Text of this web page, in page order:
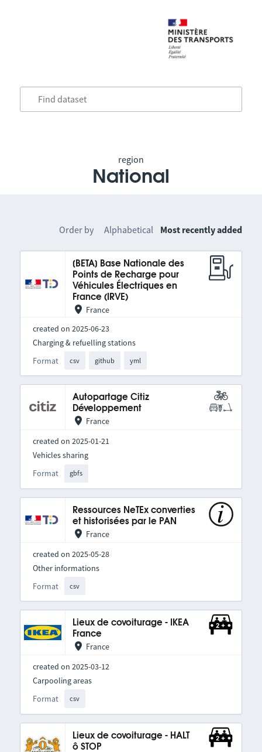
region
National
Order by Alphabetical Most recently added
[BETA] Base Nationale des
Points de Recharge pour
Véhicules Électriques en
France (IRVE)
France
created on 2025-06-23
Format csv github yml
Charging & refuelling stations
Autopartage Citiz
Développement
France
created on 2025-01-21
Format gbfs
Vehicles sharing
Ressources NeTEx converties
et historisées par le PAN
France
created on 2025-05-28
Format csv
Other informations
Lieux de covoiturage - IKEA
France
France
created on 2025-03-12
Format csv
Carpooling areas
Lieux de covoiturage - HALT
ô STOP